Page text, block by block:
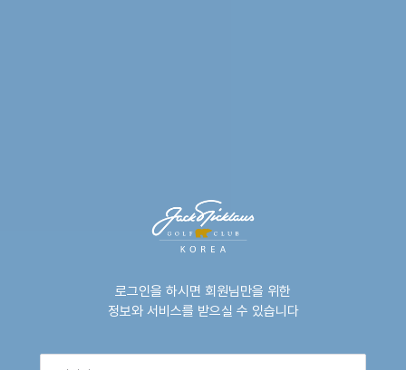
로그인을 하시면 회원님만을 위한
정보와 서비스를 받으실 수 있습니다